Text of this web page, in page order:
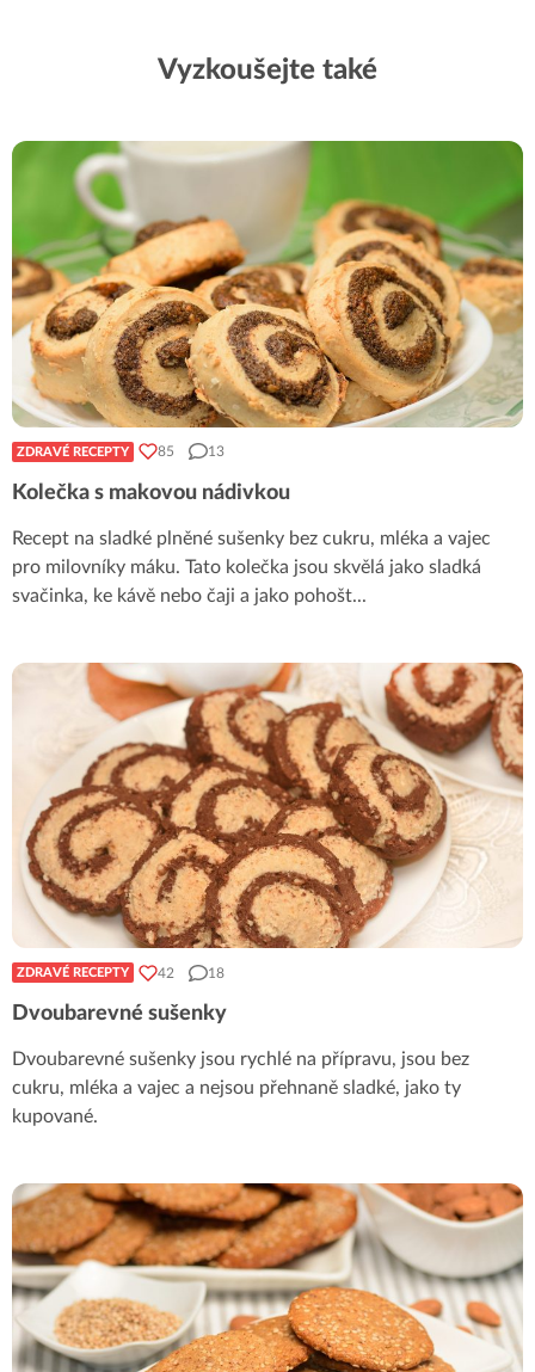
Vyzkoušejte také
ZDRAVÉ RECEPTY 85 13
Kolečka s makovou nádivkou
Recept na sladké plněné sušenky bez cukru, mléka a vajec
pro milovníky máku. Tato kolečka jsou skvělá jako sladká
svačinka, ke kávě nebo čaji a jako pohošt...
ZDRAVÉ RECEPTY 42 18
Dvoubarevné sušenky
Dvoubarevné sušenky jsou rychlé na přípravu, jsou bez
cukru, mléka a vajec a nejsou přehnaně sladké, jako ty
kupované.